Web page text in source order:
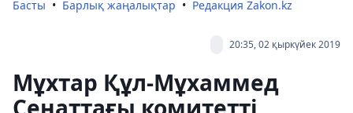
Басты Барлық жаңалықтар Редакция Zakon.kz
20:35, 02 қыркүйек 2019
Мұхтар Құл-Мұхаммед